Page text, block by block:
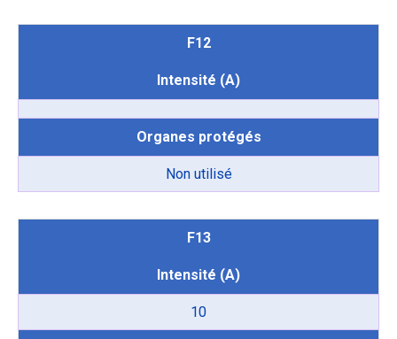
F12
Intensité (A)
Organes protégés
Non utilisé
F13
Intensité (A)
10